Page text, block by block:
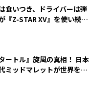
食いつき、ドライバーは弾
『Z-STAR XV』を使い続け
ートル』旋風の真相！ 日本
ミッドマレットが世界を席